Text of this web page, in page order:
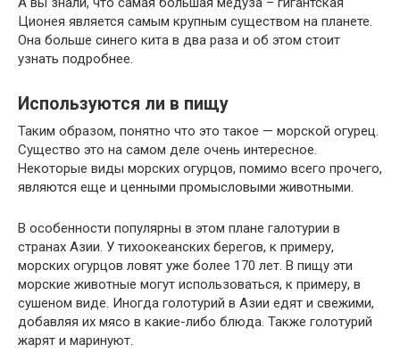
Ционея является самым крупным существом на планете.
Она больше синего кита в два раза и об этом стоит
узнать подробнее.
Используются ли в пищу
Таким образом, понятно что это такое — морской огурец.
Существо это на самом деле очень интересное.
Некоторые виды морских огурцов, помимо всего прочего,
являются еще и ценными промысловыми животными.
В особенности популярны в этом плане галотурии в
странах Азии. У тихоокеанских берегов, к примеру,
морских огурцов ловят уже более 170 лет. В пищу эти
морские животные могут использоваться, к примеру, в
сушеном виде. Иногда голотурий в Азии едят и свежими,
добавляя их мясо в какие-либо блюда. Также голотурий
жарят и маринуют.